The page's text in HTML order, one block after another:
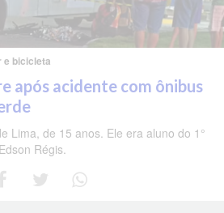
e bicicleta
após acidente com ônibus
Lima, de 15 anos. Ele era aluno do 1°
Régis.